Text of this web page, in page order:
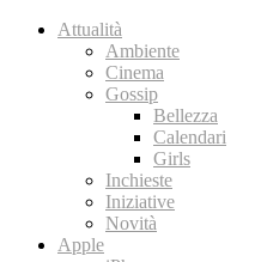
Attualità
Ambiente
Cinema
Gossip
Bellezza
Calendari
Girls
Inchieste
Iniziative
Novità
Apple